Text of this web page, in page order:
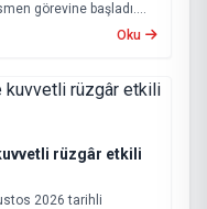
görevine başladı.
olmak, bu ülkenin her
Oku
rüzgâr etkili
2026 tarihli